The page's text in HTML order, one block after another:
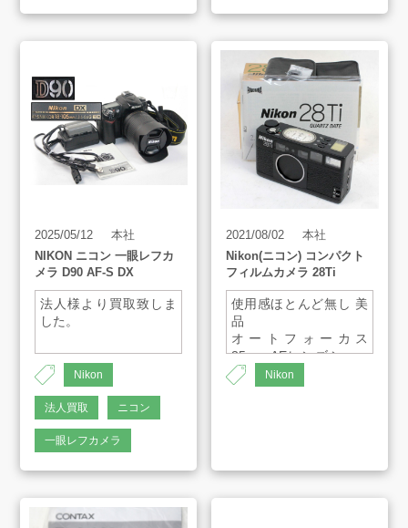
AMESYO MAGAGINE
アート工芸事業部/アメプリ！
古物営業法に基づく表示
サイトマップ
2025/05/12
本社
NIKON ニコン 一眼レフカ
メラ D90 AF-S DX
法人様より買取致しま
した。
Nikon
法人買取 ニコン
一眼レフカメラ
2021/08/02
本社
Nikon(ニコン) コンパクト
フィルムカメラ 28Ti
使用感ほとんど無し 美
品
オートフォーカス
35mm AEレンズシャッ
ターカメラ
レンズ：NIKKOR
Nikon